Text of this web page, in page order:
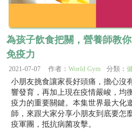
為孩子飲食把關，營養師教
免疫力
2021-07-07 作者： World Gym 分類：
小朋友挑食讓家長好頭痛，擔心沒
響發育，再加上現在疫情嚴峻，均
疫力的重要關鍵。本集世界最大化
師，來跟大家分享小朋友到底要怎
疫軍團，抵抗病菌攻擊。